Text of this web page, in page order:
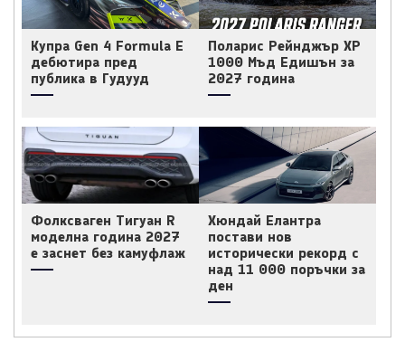
Купра Gen 4 Formula E
дебютира пред
публика в Гудууд
Поларис Рейнджър ХР
1000 Мъд Едишън за
2027 година
Фолксваген Тигуан R
моделна година 2027
е заснет без камуфлаж
Хюндай Елантра
постави нов
исторически рекорд с
над 11 000 поръчки за
ден